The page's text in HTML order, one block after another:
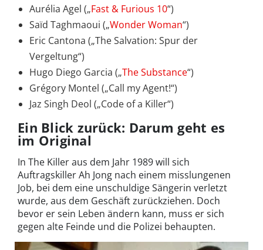
Aurélia Agel („Fast & Furious 10“)
Saïd Taghmaoui („Wonder Woman“)
Eric Cantona („The Salvation: Spur der
Vergeltung“)
Hugo Diego Garcia („The Substance“)
Grégory Montel („Call my Agent!“)
Jaz Singh Deol („Code of a Killer“)
Ein Blick zurück: Darum geht es
im Original
In The Killer aus dem Jahr 1989 will sich
Auftragskiller Ah Jong nach einem misslungenen
Job, bei dem eine unschuldige Sängerin verletzt
wurde, aus dem Geschäft zurückziehen. Doch
bevor er sein Leben ändern kann, muss er sich
gegen alte Feinde und die Polizei behaupten.